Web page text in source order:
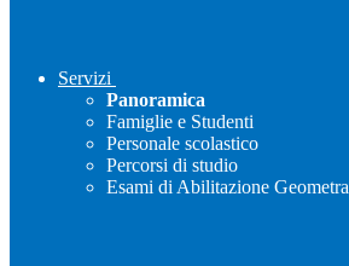
Servizi
Panoramica
Famiglie e Studenti
Personale scolastico
Percorsi di studio
Esami di Abilitazione Geometra